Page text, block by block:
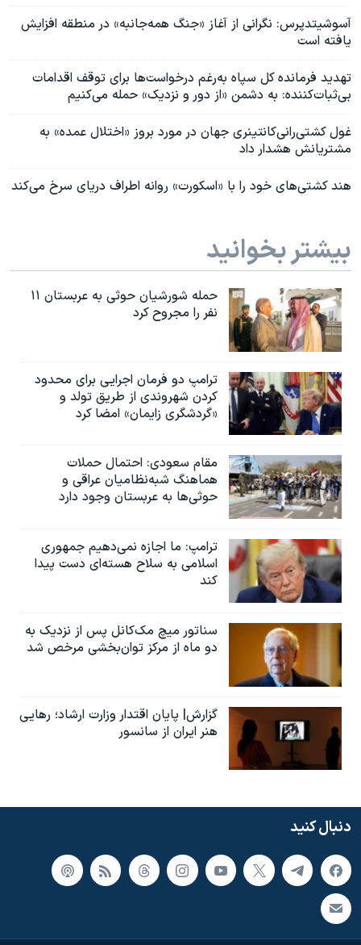
آسوشیتدپرس: نگرانی از آغاز «جنگ همه‌جانبه» در منطقه افزایش
یافته است
تهدید فرمانده کل سپاه به‌رغم درخواست‌ها برای توقف اقدامات
بی‌ثبات‌کننده: به دشمن «از دور و نزدیک» حمله می‌کنیم
غول کشتی‌رانی‌کانتینری جهان در مورد بروز «اختلال عمده» به
مشتریانش هشدار داد
هند کشتی‌های خود را با «اسکورت» روانه اطراف دریای سرخ می‌کند
بیشتر بخوانید
حمله شورشیان حوثی به عربستان ۱۱
نفر را مجروح کرد
ترامپ دو فرمان اجرایی برای محدود
کردن شهروندی از طریق تولد و
«گردشگری زایمان» امضا کرد
مقام سعودی: احتمال حملات
هماهنگ شبه‌نظامیان عراقی و
حوثی‌ها به عربستان وجود دارد
ترامپ: ما اجازه نمی‌دهیم جمهوری
اسلامی به سلاح هسته‌ای دست پیدا
کند
سناتور میچ مک‌کانل پس از نزدیک به
دو ماه از مرکز توان‌بخشی مرخص شد
گزارش| پایان اقتدار وزارت ارشاد؛ رهایی
هنر ایران از سانسور
دنبال کنید